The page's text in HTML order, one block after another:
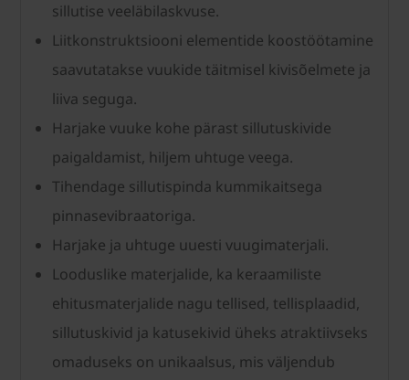
sillutise veeläbilaskvuse.
Liitkonstruktsiooni elementide koostöötamine
saavutatakse vuukide täitmisel kivisõelmete ja
liiva seguga.
Harjake vuuke kohe pärast sillutuskivide
paigaldamist, hiljem uhtuge veega.
Tihendage sillutispinda kummikaitsega
pinnasevibraatoriga.
Harjake ja uhtuge uuesti vuugimaterjali.
Looduslike materjalide, ka keraamiliste
ehitusmaterjalide nagu tellised, tellisplaadid,
sillutuskivid ja katusekivid üheks atraktiivseks
omaduseks on unikaalsus, mis väljendub